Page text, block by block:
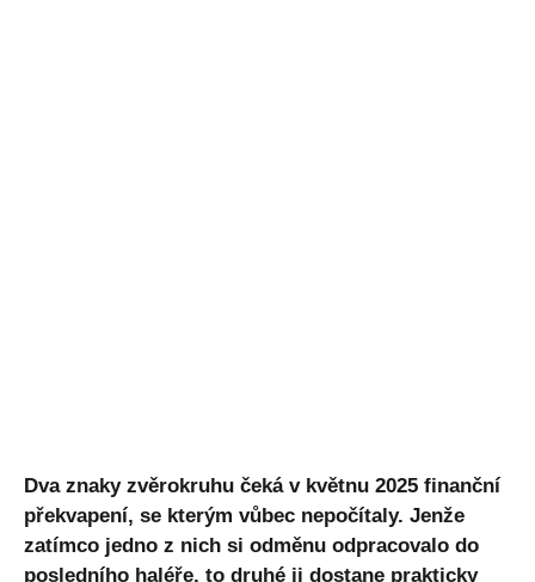
Dva znaky zvěrokruhu čeká v květnu 2025 finanční
překvapení, se kterým vůbec nepočítaly. Jenže
zatímco jedno z nich si odměnu odpracovalo do
posledního haléře, to druhé ji dostane prakticky